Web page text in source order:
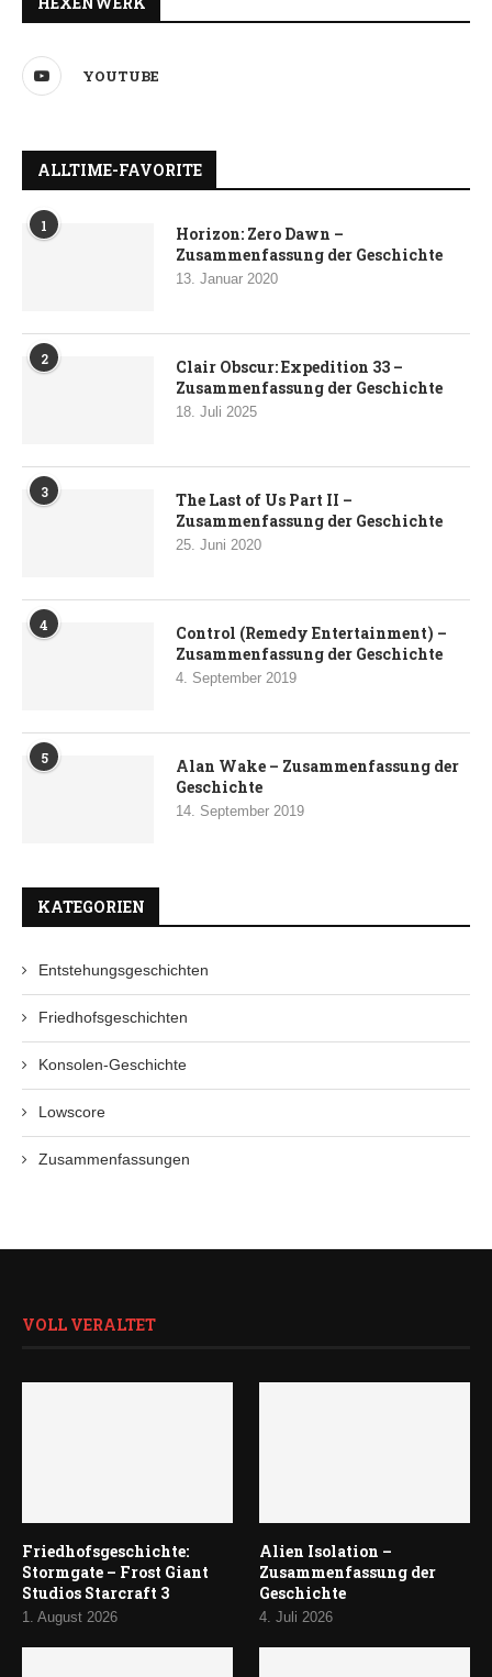
YOUTUBE
ALLTIME-FAVORITE
1
Horizon: Zero Dawn –
Zusammenfassung der Geschichte
13. Januar 2020
2
Clair Obscur: Expedition 33 –
Zusammenfassung der Geschichte
18. Juli 2025
3
The Last of Us Part II –
Zusammenfassung der Geschichte
25. Juni 2020
4
Control (Remedy Entertainment) –
Zusammenfassung der Geschichte
4. September 2019
5
Alan Wake – Zusammenfassung der
Geschichte
14. September 2019
KATEGORIEN
Entstehungsgeschichten
Friedhofsgeschichten
Konsolen-Geschichte
Lowscore
Zusammenfassungen
VOLL VERALTET
Friedhofsgeschichte:
Stormgate – Frost Giant
Studios Starcraft 3
1. August 2026
Alien Isolation –
Zusammenfassung der
Geschichte
4. Juli 2026